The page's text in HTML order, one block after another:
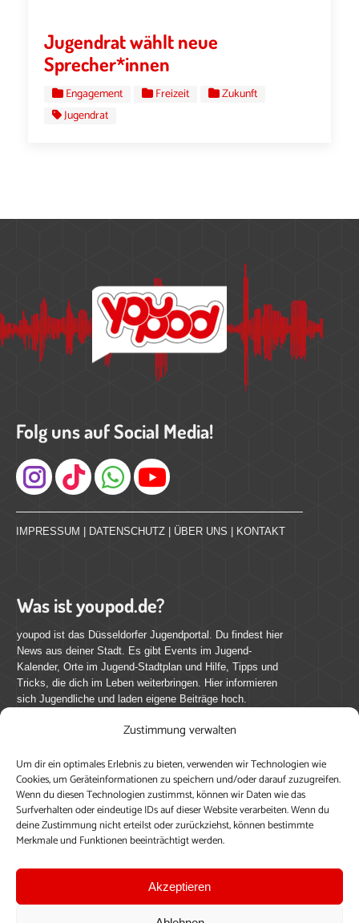
Zustimmung verwalten
Um dir ein optimales Erlebnis zu bieten, verwenden wir Technologien wie
Cookies, um Geräteinformationen zu speichern und/oder darauf zuzugreifen.
Wenn du diesen Technologien zustimmst, können wir Daten wie das
Surfverhalten oder eindeutige IDs auf dieser Website verarbeiten. Wenn du
deine Zustimmung nicht erteilst oder zurückziehst, können bestimmte
Merkmale und Funktionen beeinträchtigt werden.
Akzeptieren
Jugendrat wählt neue
Sprecher*innen
Engagement Freizeit
Zukunft
Jugendrat
Folg uns auf Social Media!
Instagram
IMPRESSUM DATENSCHUTZ ÜBER UNS KONTAKT
Was ist youpod.de?
youpod ist das Düsseldorfer Jugendportal. Du findest hier
News aus deiner Stadt. Es gibt Events im Jugend-
Kalender, Orte im Jugend-Stadtplan und Hilfe, Tipps und
Tricks, die dich im Leben weiterbringen. Hier informieren
sich Jugendliche und laden eigene Beiträge hoch.
Mach mit bei youpod.de!
youpod.de lebt von Menschen wie dir. Sammel
journalistische Erfahrung, teile deine Perspektive und
veröffentliche deine Beiträge auf youpod.de.Du musst
dich anmelden, um alle Funktionen nutzen zu können, ein
Profil anzulegen, eigene Beiträge hochzuladen und zu
Einloggen